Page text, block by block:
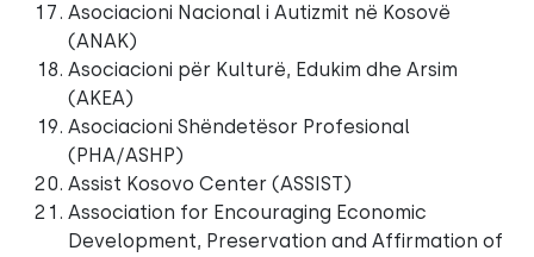
Asociacioni Nacional i Autizmit në Kosovë
(ANAK)
Asociacioni për Kulturë, Edukim dhe Arsim
(AKEA)
Asociacioni Shëndetësor Profesional
(PHA/ASHP)
Assist Kosovo Center (ASSIST)
Association for Encouraging Economic
Development, Preservation and Affirmation of